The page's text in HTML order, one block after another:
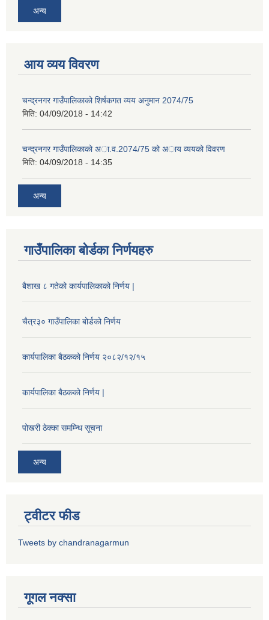
अन्य
आय व्यय विवरण
चन्द्रनगर गाउँपालिकाको शिर्षकगत व्यय अनुमान 2074/75
मिति: 04/09/2018 - 14:42
चन्द्रनगर गाउँपालिकाको अा‍‍‍.व.2074/75 को अाय व्ययको विवरण
मिति: 04/09/2018 - 14:35
अन्य
गाउँपालिका बोर्डका निर्णयहरु
बैशाख ८ गतेको कार्यपालिकाको निर्णय |
चैत्र३० गाउँपालिका बोर्डको निर्णय
कार्यपालिका बैठकको निर्णय २०८२/१२/१५
कार्यपालिका बैठकको निर्णय |
पोखरी ठेक्का समम्न्धि सूचना
अन्य
ट्वीटर फीड
Tweets by chandranagarmun
गूगल नक्सा